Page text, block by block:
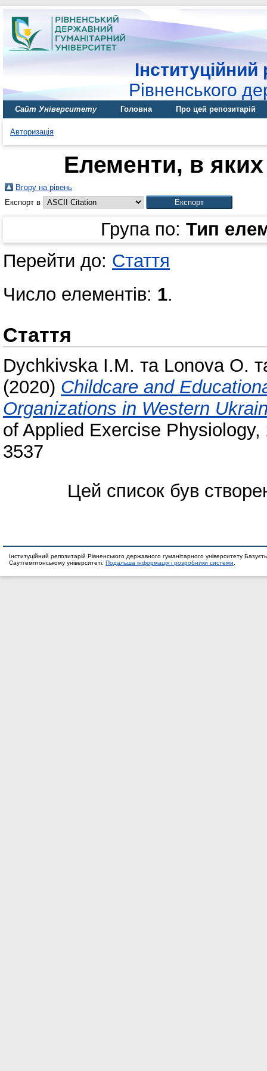
Інституційний
Рівненського
Сайт Університету Головна Про цей репозитарій
Авторизація
Елементи, в
Вгору на рівень
Експорт в
Група по: Тип
Перейти до: Стаття
Число елементів: 1.
Стаття
Dychkivska I.M. та Lonova O.
(2020) Childcare and
Organizations in Western
of Applied Exercise
3537
Цей список був
Інституційний репозитарій Рівненського державного гуманітарного університету
Саутгемптонському університеті. Подальша інформація і розробники системи